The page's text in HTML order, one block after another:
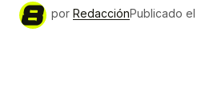
por RedacciónPublicado el